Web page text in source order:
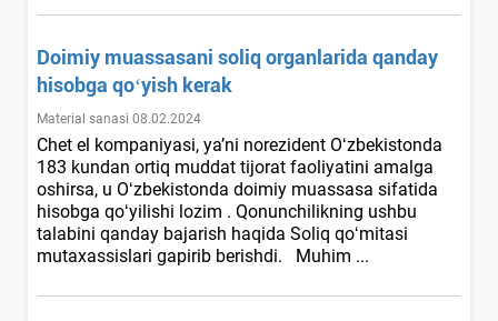
Doimiy muassasani soliq organlarida qanday
hisobga qoʻyish kerak
Material sanasi 08.02.2024
Chet el kompaniyasi, ya’ni norezident Oʻzbekistonda
183 kundan ortiq muddat tijorat faoliyatini amalga
oshirsa, u Oʻzbekistonda doimiy muassasa sifatida
hisobga qoʻyilishi lozim . Qonunchilikning ushbu
talabini qanday bajarish haqida Soliq qoʻmitasi
mutaхassislari gapirib berishdi. Muhim ...